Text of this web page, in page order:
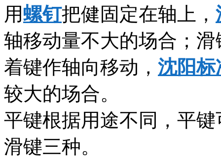
用螺钉把健固定在轴上，
轴移动量不大的场合；
着键作轴向移动， 沈阳标
较大的场合。
平键根据用途不同，平
滑键三种。